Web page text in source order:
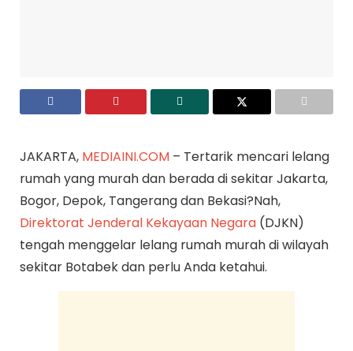
JAKARTA, MEDIAINI.COM – Tertarik mencari lelang
rumah yang murah dan berada di sekitar Jakarta,
Bogor, Depok, Tangerang dan Bekasi?Nah,
Direktorat Jenderal Kekayaan Negara (DJKN)
tengah menggelar lelang rumah murah di wilayah
sekitar Botabek dan perlu Anda ketahui.